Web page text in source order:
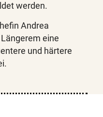
werden.
Andrea
eine
und härtere